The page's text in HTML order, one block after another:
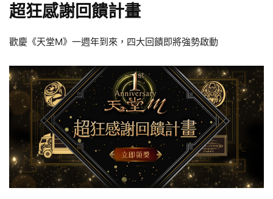
超狂感謝回饋計畫
歡慶《天堂M》一週年到來，四大回饋即將強勢啟動